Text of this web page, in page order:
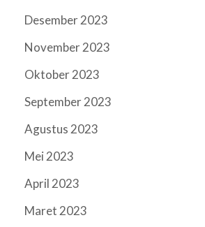
Desember 2023
November 2023
Oktober 2023
September 2023
Agustus 2023
Mei 2023
April 2023
Maret 2023